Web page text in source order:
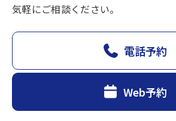
気軽にご相談ください。
電話予約
Web予約